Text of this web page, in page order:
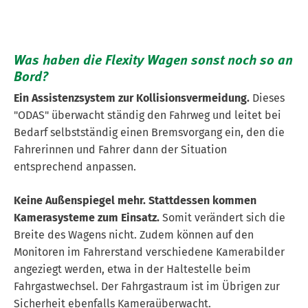
Was haben die Flexity Wagen sonst noch so an
Bord?
Ein Assistenzsystem zur Kollisionsvermeidung. Dieses
"ODAS" überwacht ständig den Fahrweg und leitet bei
Bedarf selbstständig einen Bremsvorgang ein, den die
Fahrerinnen und Fahrer dann der Situation
entsprechend anpassen.
Keine Außenspiegel mehr. Stattdessen kommen
Kamerasysteme zum Einsatz. Somit verändert sich die
Breite des Wagens nicht. Zudem können auf den
Monitoren im Fahrerstand verschiedene Kamerabilder
angeziegt werden, etwa in der Haltestelle beim
Fahrgastwechsel. Der Fahrgastraum ist im Übrigen zur
Sicherheit ebenfalls Kameraüberwacht.
Die beiden Projektteams von MVB und Alstom v.l.n.r.: